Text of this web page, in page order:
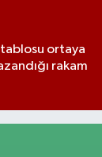
ortaya
rakam